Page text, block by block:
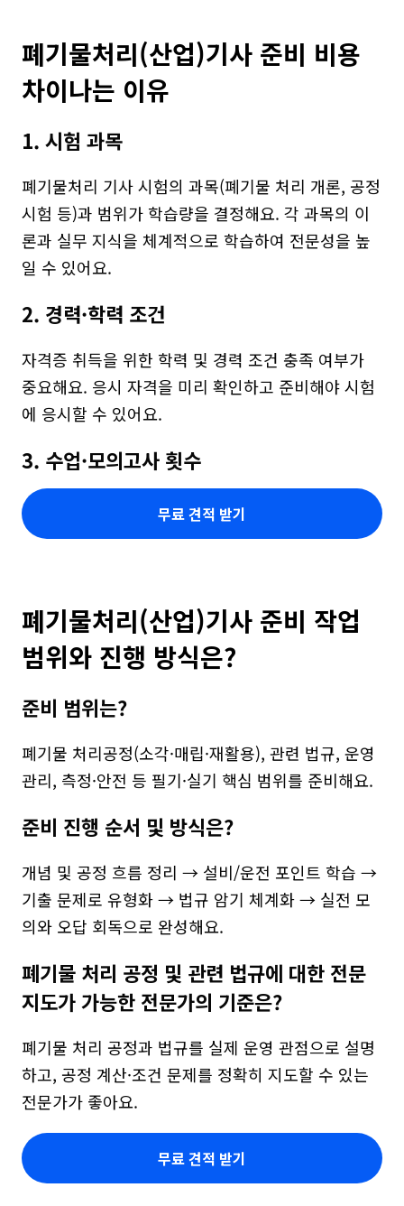
폐기물처리(산업)기사 준비 비용
차이나는 이유
1. 시험 과목
폐기물처리 기사 시험의 과목(폐기물 처리 개론, 공정
시험 등)과 범위가 학습량을 결정해요. 각 과목의 이
론과 실무 지식을 체계적으로 학습하여 전문성을 높
일 수 있어요.
2. 경력·학력 조건
자격증 취득을 위한 학력 및 경력 조건 충족 여부가
중요해요. 응시 자격을 미리 확인하고 준비해야 시험
에 응시할 수 있어요.
3. 수업·모의고사 횟수
무료 견적 받기
폐기물처리(산업)기사 준비 작업
범위와 진행 방식은?
준비 범위는?
폐기물 처리공정(소각·매립·재활용), 관련 법규, 운영
관리, 측정·안전 등 필기·실기 핵심 범위를 준비해요.
준비 진행 순서 및 방식은?
개념 및 공정 흐름 정리 → 설비/운전 포인트 학습 →
기출 문제로 유형화 → 법규 암기 체계화 → 실전 모
의와 오답 회독으로 완성해요.
폐기물 처리 공정 및 관련 법규에 대한 전문
지도가 가능한 전문가의 기준은?
폐기물 처리 공정과 법규를 실제 운영 관점으로 설명
하고, 공정 계산·조건 문제를 정확히 지도할 수 있는
전문가가 좋아요.
무료 견적 받기